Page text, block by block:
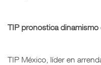
TIP pronostica dinamismo
TIP México, líder en